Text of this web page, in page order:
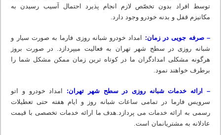
توسط افراد بدون تخصّص لازم انجام پذیرد احتمال آسیب رسیدن به
مکانیزم قفل و بدنه خودرو وجود دارد.
– صرفه جویی در زمان:
امداد خودرو شبانه روزی فارما به صورت سیار و
شبانه روزی در سطح شهر تهران به فعالیت میپردازد. در صورت بروز
هرگونه مشکلی امدادگران ما در کوتاه ترین زمان ممکن مشکل شما را
برطرف خواهند نمود.
– ارائه خدمات شبانه روزی در سطح شهر تهران: امداد خودرو و اتو
سرویس فارما در تمامی ساعات شبانه روز و ایام هفته حتی تعطیلات
رسمی به ارائه خدمات می پردازد.هدف ما ارائه خدمات تخصصی با قیمت
عادلانه به مشتریانمان است.